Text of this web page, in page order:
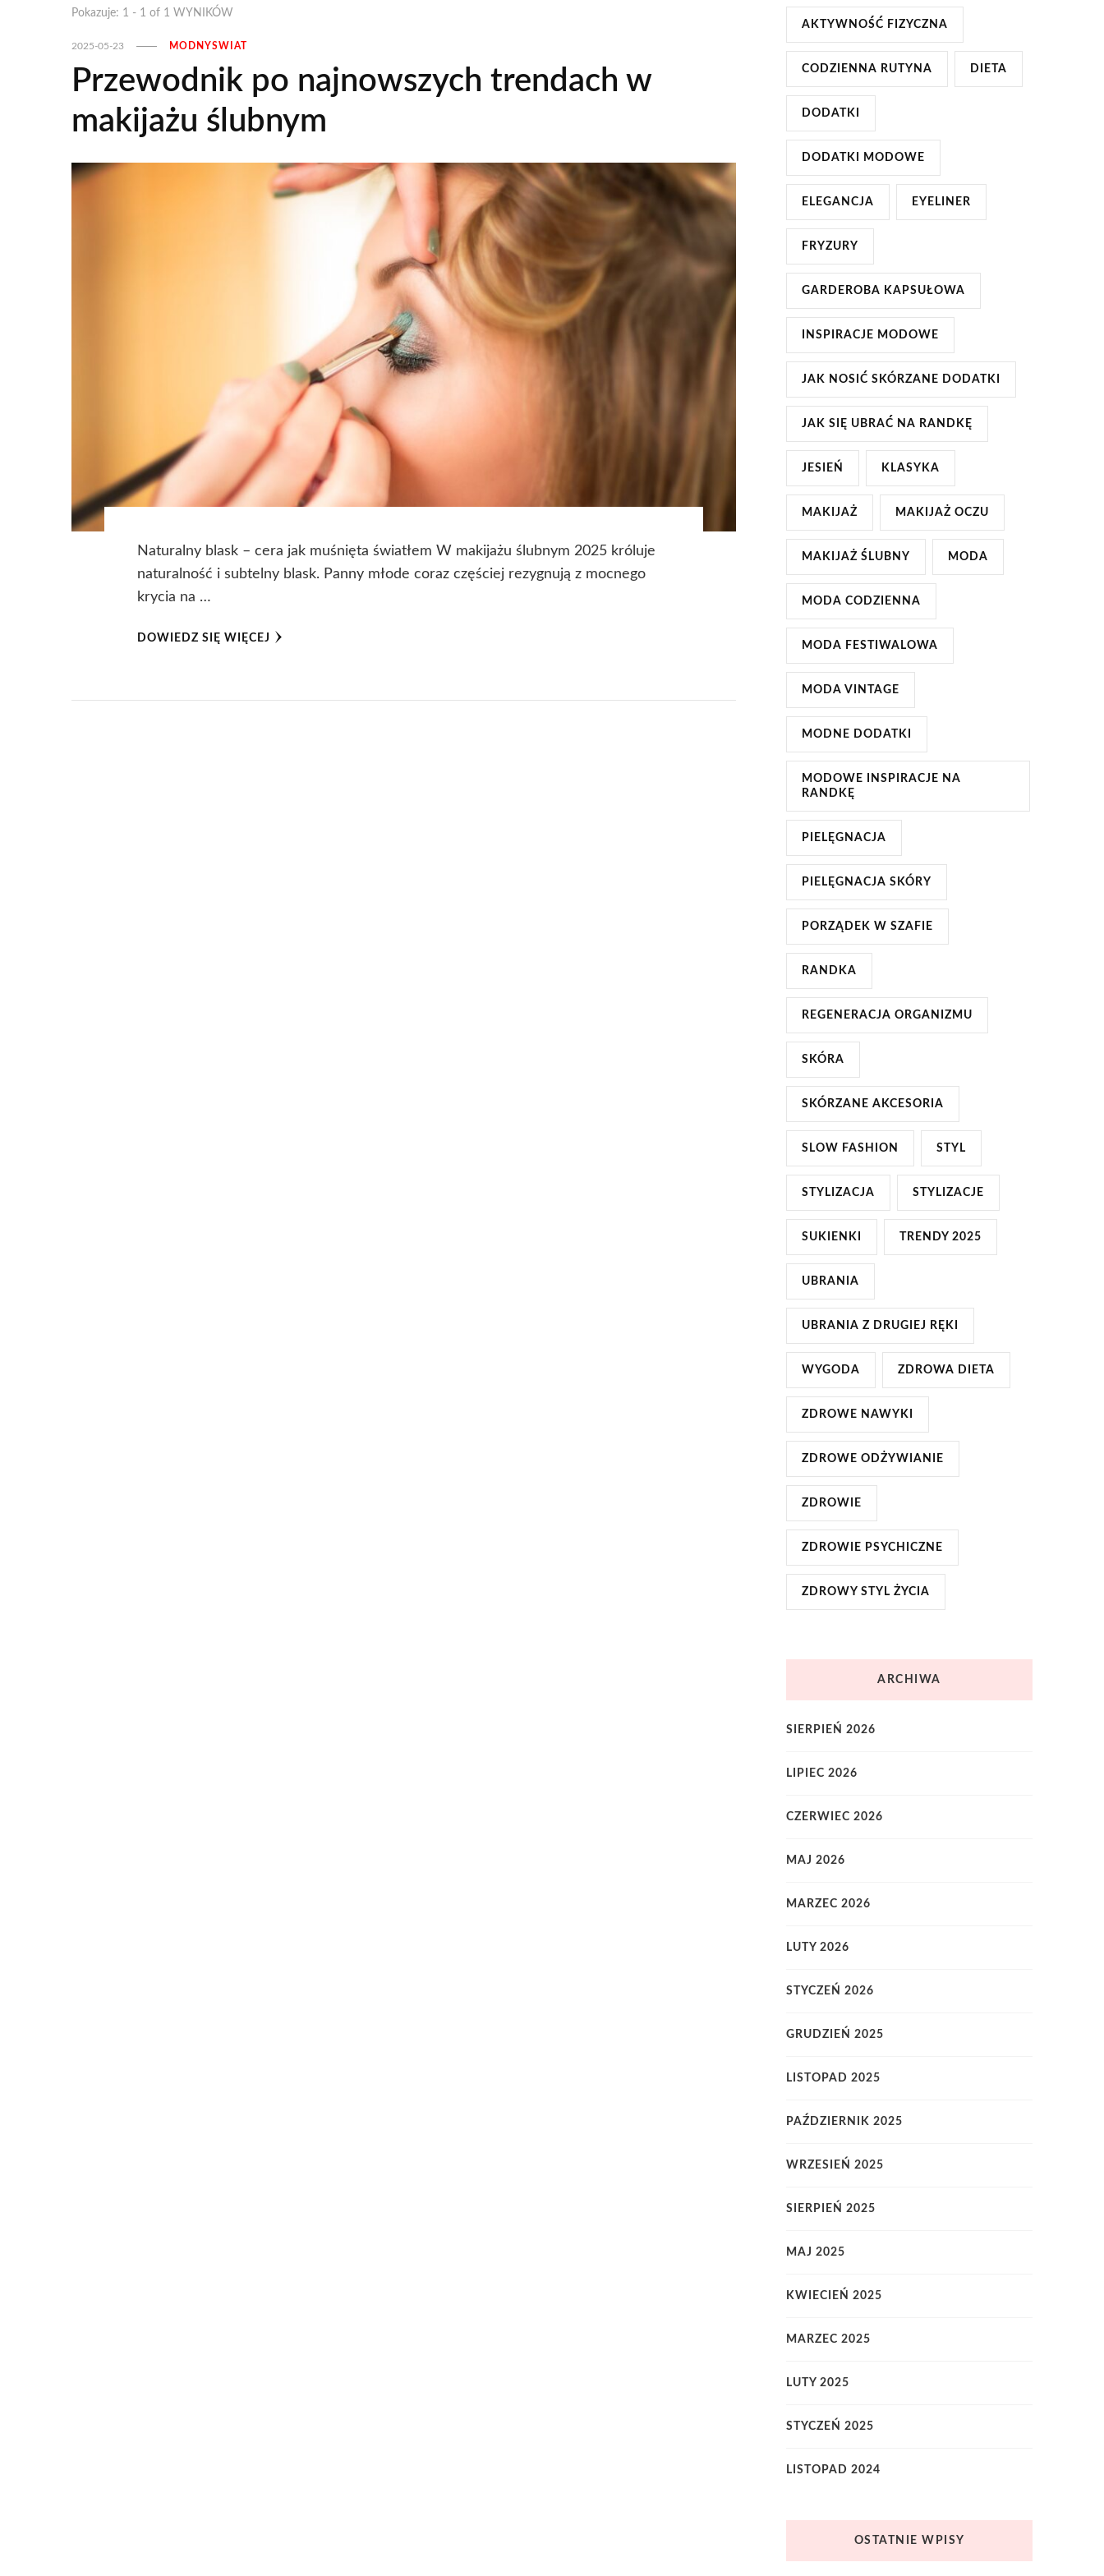
Pokazuje: 1 - 1 of 1 WYNIKÓW
2025-05-23 MODNYSWIAT
Przewodnik po najnowszych trendach w
makijażu ślubnym
Naturalny blask – cera jak muśnięta światłem W makijażu ślubnym 2025 króluje
naturalność i subtelny blask. Panny młode coraz częściej rezygnują z mocnego
krycia na …
DOWIEDZ SIĘ WIĘCEJ
AKTYWNOŚĆ FIZYCZNA
CODZIENNA RUTYNA DIETA
DODATKI
DODATKI MODOWE
ELEGANCJA EYELINER
FRYZURY
GARDEROBA KAPSUŁOWA
INSPIRACJE MODOWE
JAK NOSIĆ SKÓRZANE DODATKI
JAK SIĘ UBRAĆ NA RANDKĘ
JESIEŃ KLASYKA
MAKIJAŻ MAKIJAŻ OCZU
MAKIJAŻ ŚLUBNY MODA
MODA CODZIENNA
MODA FESTIWALOWA
MODA VINTAGE
MODNE DODATKI
MODOWE INSPIRACJE NA
RANDKĘ
PIELĘGNACJA
PIELĘGNACJA SKÓRY
PORZĄDEK W SZAFIE
RANDKA
REGENERACJA ORGANIZMU
SKÓRA
SKÓRZANE AKCESORIA
SLOW FASHION STYL
STYLIZACJA STYLIZACJE
SUKIENKI TRENDY 2025
UBRANIA
UBRANIA Z DRUGIEJ RĘKI
WYGODA ZDROWA DIETA
ZDROWE NAWYKI
ZDROWE ODŻYWIANIE
ZDROWIE
ZDROWIE PSYCHICZNE
ZDROWY STYL ŻYCIA
ARCHIWA
SIERPIEŃ 2026
LIPIEC 2026
CZERWIEC 2026
MAJ 2026
MARZEC 2026
LUTY 2026
STYCZEŃ 2026
GRUDZIEŃ 2025
LISTOPAD 2025
PAŹDZIERNIK 2025
WRZESIEŃ 2025
SIERPIEŃ 2025
MAJ 2025
KWIECIEŃ 2025
MARZEC 2025
LUTY 2025
STYCZEŃ 2025
LISTOPAD 2024
OSTATNIE WPISY